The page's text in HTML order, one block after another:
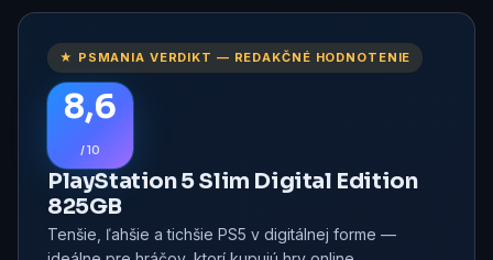
★ PSMANIA VERDIKT — REDAKČNÉ HODNOTENIE
8,6
/ 10
PlayStation 5 Slim Digital Edition
825GB
Tenšie, ľahšie a tichšie PS5 v digitálnej forme —